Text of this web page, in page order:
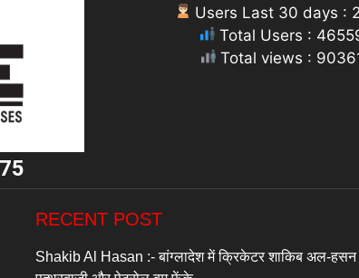
Users Last 30 days :
Total Users :
Total views :
RECENT POST
Shakib Al Hasan :- बांग्लादेश में क्रिकेटर शाकिब अल-हसन